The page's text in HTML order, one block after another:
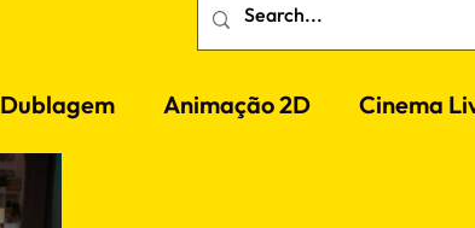
Dublagem Animação 2D Cinema